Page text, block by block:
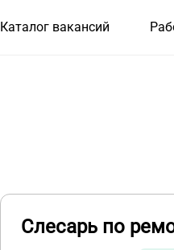
Каталог вакансий
Слесарь по